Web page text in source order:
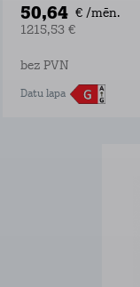
50,64 € /mēn.
1215,53 €
bez PVN
Datu lapa